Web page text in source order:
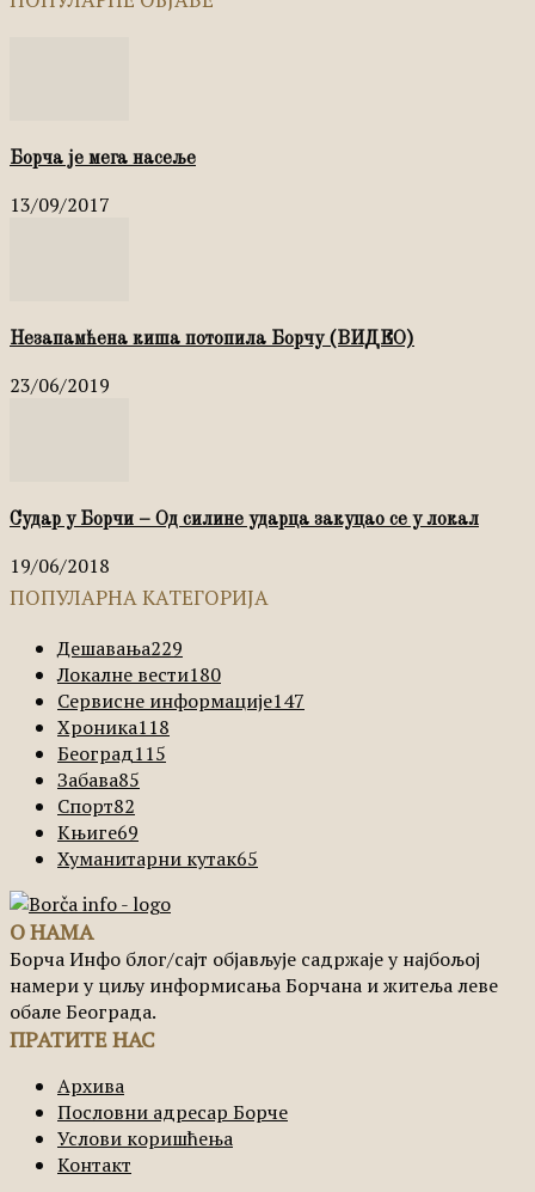
Борча је мега насеље
13/09/2017
Незапамћена киша потопила Борчу (ВИДЕО)
23/06/2019
Судар у Борчи – Од силине ударца закуцао се у локал
19/06/2018
ПОПУЛАРНА КАТЕГОРИЈА
Дешавања229
Локалне вести180
Сервисне информације147
Хроника118
Београд115
Забава85
Спорт82
Књиге69
Хуманитарни кутак65
О НАМА
Борча Инфо блог/сајт објављује садржаје у најбољој
намери у циљу информисања Борчана и житеља леве
обале Београда.
ПРАТИТЕ НАС
Архива
Пословни адресар Борче
Услови коришћења
Контакт